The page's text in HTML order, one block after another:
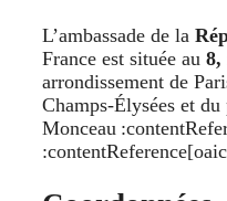
L’ambassade de la
France est située au 8,
arrondissement de
Champs‑Élysées et du
Monceau